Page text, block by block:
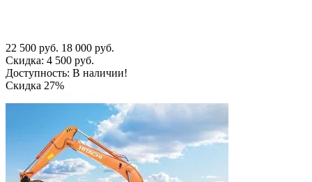
22 500 руб. 18 000 руб.
Скидка: 4 500 руб.
Доступность: В наличии!
Скидка 27%